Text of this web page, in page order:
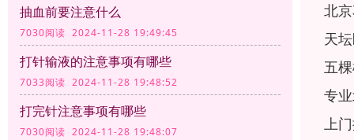
抽血前要注意什么
7030阅读 2024-11-28 19:49:45
打针输液的注意事项有哪些
7033阅读 2024-11-28 19:48:52
打完针注意事项有哪些
7030阅读 2024-11-28 19:48:07
北
天
五
专
上